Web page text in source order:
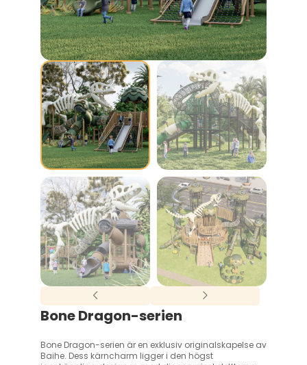
Bone Dragon-serien
Bone Dragon-serien är en exklusiv originalskapelse av
Baihe. Dess kärncharm ligger i den högst